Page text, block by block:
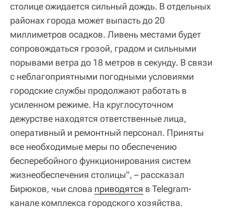
столице ожидается сильный дождь. В отдельных
районах города может выпасть до 20
миллиметров осадков. Ливень местами будет
сопровождаться грозой, градом и сильными
порывами ветра до 18 метров в секунду. В связи
с неблагоприятными погодными условиями
городские службы продолжают работать в
усиленном режиме. На круглосуточном
дежурстве находятся ответственные лица,
оперативный и ремонтный персонал. Приняты
все необходимые меры по обеспечению
бесперебойного функционирования систем
жизнеобеспечения столицы", – рассказал
Бирюков, чьи слова приводятся в Telegram-
канале комплекса городского хозяйства.